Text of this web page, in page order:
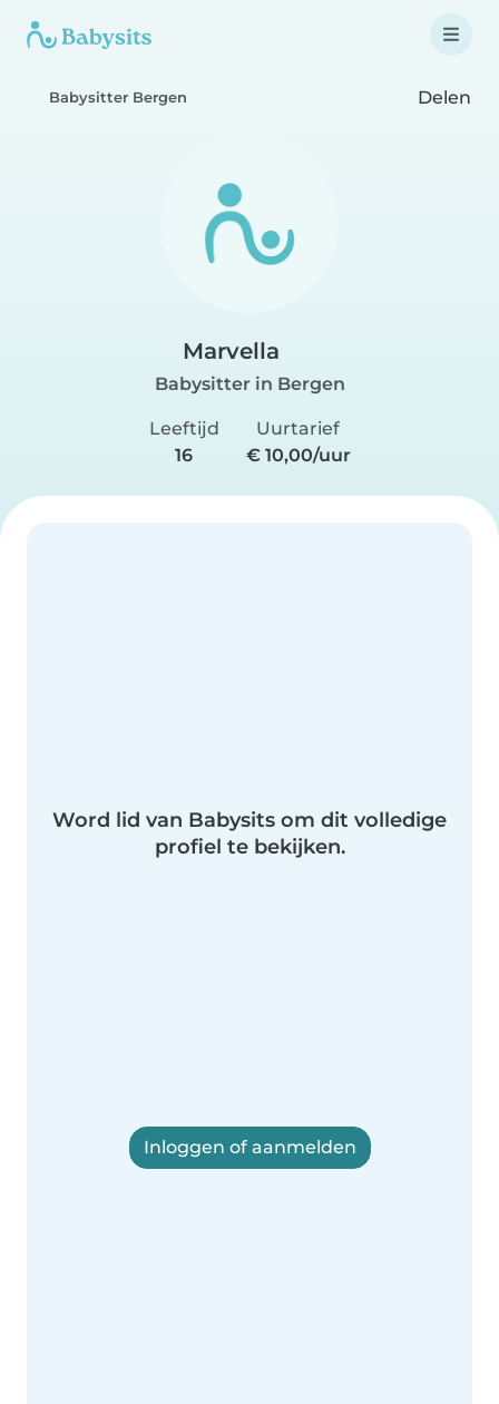
Babysitter Bergen Delen
Marvella
Babysitter in Bergen
Leeftijd
16
Uurtarief
€ 10,00/uur
Word lid van Babysits om dit volledige
profiel te bekijken.
Inloggen of aanmelden